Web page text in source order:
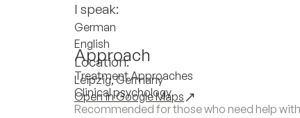
I speak:
German
English
Location:
Leipzig, Germany
Open in Google Maps
Approach
Treatment Approaches
Clinical psychology
Recommended for those who need help